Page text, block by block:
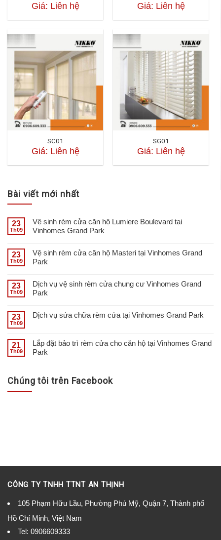
Giá: Liên hệ Giá: Liên hệ
SC01
Giá: Liên hệ
SG01
Giá: Liên hệ
Bài viết mới nhất
23
Th09
Vệ sinh rèm cửa căn hộ Lumiere Boulevard tại
Vinhomes Grand Park
23
Th09
Vệ sinh rèm cửa căn hộ Masteri tại Vinhomes Grand
Park
23
Th09
Dịch vụ vệ sinh rèm cửa chung cư Vinhomes Grand
Park
23
Th09
Dịch vụ sửa chữa rèm cửa tại Vinhomes Grand Park
21
Th09
Lắp đặt bảo trì rèm cửa cho căn hộ tại Vinhomes Grand
Park
Chúng tôi trên Facebook
CÔNG TY TNHH TTNT AN THỊNH
105 Phạm Hữu Lầu, Phường Phú Mỹ, Quận 7, Thành phố
Hồ Chí Minh, Việt Nam
Tel: 0906609333